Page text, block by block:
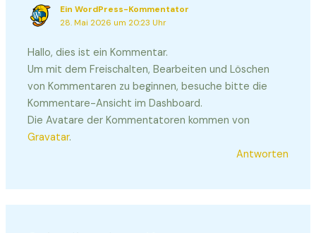
Ein WordPress-Kommentator
28. Mai 2026 um 20:23 Uhr
Hallo, dies ist ein Kommentar.
Um mit dem Freischalten, Bearbeiten und Löschen
von Kommentaren zu beginnen, besuche bitte die
Kommentare-Ansicht im Dashboard.
Die Avatare der Kommentatoren kommen von
Gravatar.
Antworten